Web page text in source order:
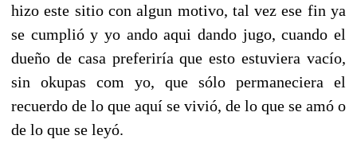
hizo este sitio con algun motivo, tal vez ese fin ya
se cumplió y yo ando aqui dando jugo, cuando el
dueño de casa preferiría que esto estuviera vacío,
sin okupas com yo, que sólo permaneciera el
recuerdo de lo que aquí se vivió, de lo que se amó o
de lo que se leyó.